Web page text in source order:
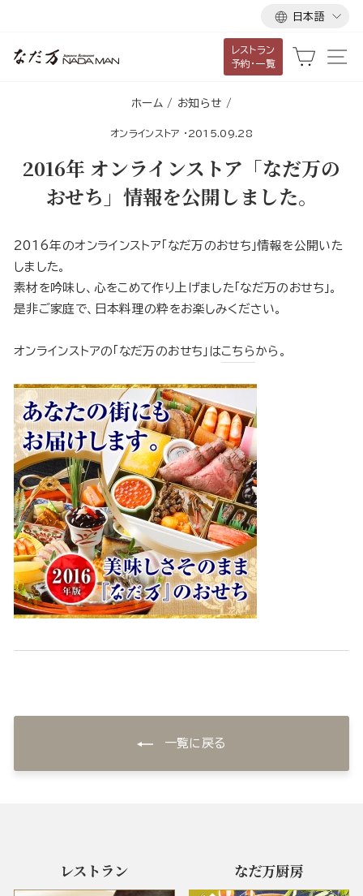
言
語
日本語
レストラン
予約・一覧
カート
ホーム / お知らせ /
オンラインストア · 2015.09.28
2016年 オンラインストア「なだ万の
おせち」情報を公開しました。
2016年のオンラインストア「なだ万のおせち」情報を公開いた
しました。
素材を吟味し、心をこめて作り上げました「なだ万のおせち」。
是非ご家庭で、日本料理の粋をお楽しみください。
オンラインストアの「なだ万のおせち」はこちら から。
一覧に戻る
レストラン なだ万厨房